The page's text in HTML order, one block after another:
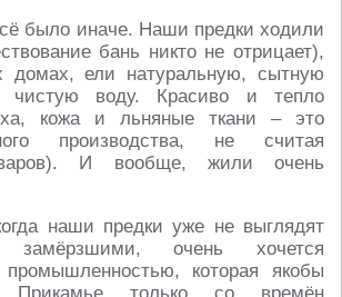
было иначе. Наши предки ходили
бань никто не отрицает),
ели натуральную, сытную
воду. Красиво и тепло
кожа и льняные ткани – это
производства, не считая
И вообще, жили очень
наши предки уже не выглядят
очень хочется
промышленностью, которая якобы